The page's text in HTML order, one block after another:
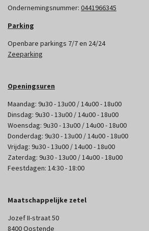
Ondernemingsnummer: 0441966345
Parking
Openbare parkings 7/7 en 24/24
Zeeparking
Openingsuren
Maandag: 9u30 - 13u00 / 14u00 - 18u00
Dinsdag: 9u30 - 13u00 / 14u00 - 18u00
Woensdag: 9u30 - 13u00 / 14u00 - 18u00
Donderdag: 9u30 - 13u00 / 14u00 - 18u00
Vrijdag: 9u30 - 13u00 / 14u00 - 18u00
Zaterdag: 9u30 - 13u00 / 14u00 - 18u00
Feestdagen: 14:30 - 18:00
Maatschappelijke zetel
Jozef II-straat 50
8400 Oostende